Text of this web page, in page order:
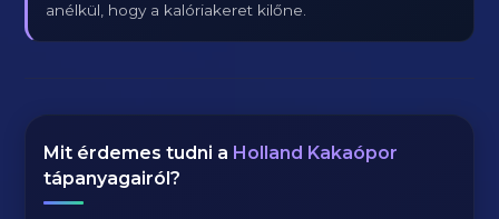
anélkül, hogy a kalóriakeret kilőne.
Mit érdemes tudni a Holland Kakaópor
tápanyagairól?